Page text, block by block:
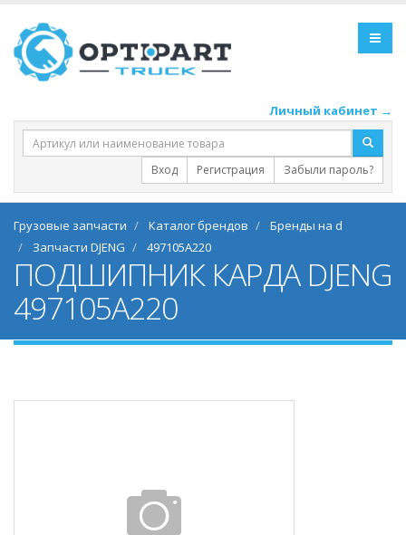
Личный кабинет →
Вход Регистрация Забыли пароль?
Грузовые запчасти Каталог брендов
Бренды на d
Запчасти DJENG
497105A220
ПОДШИПНИК КАРДА DJENG
497105A220